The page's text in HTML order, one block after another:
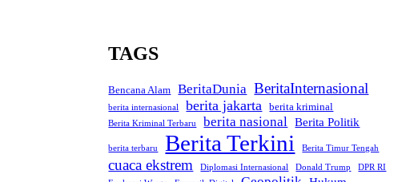
TAGS
Bencana Alam BeritaDunia BeritaInternasional
berita internasional berita jakarta berita kriminal
Berita Kriminal Terbaru berita nasional Berita Politik
berita terbaru Berita Terkini Berita Timur Tengah
cuaca ekstrem Diplomasi Internasional Donald Trump
DPR RI